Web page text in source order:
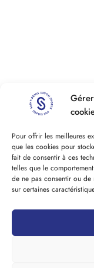
Pour offrir les meilleures
que les cookies pour
fait de consentir à ces
telles que le
de ne pas consentir ou de
sur certaines